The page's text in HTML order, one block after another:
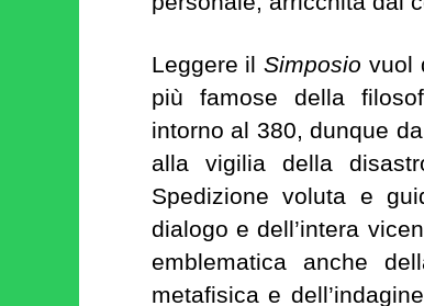
Leggere ilSimposio vuol
più famose della
intorno al 380, dunque
alla vigilia della
Spedizione voluta e
dialogo e dell’intera
emblematica anche
metafisica e